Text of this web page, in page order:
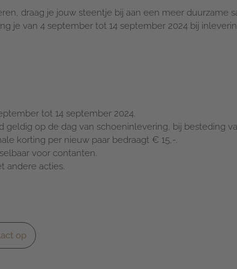
draag je jouw steentje bij aan een meer duurzame
je van 4 september tot 14 september 2024 bij
tot 14 september 2024.
geldig op de dag van schoeninlevering, bij besteding
korting per nieuw paar bedraagt € 15,-.
voor contanten.
andere acties.
op